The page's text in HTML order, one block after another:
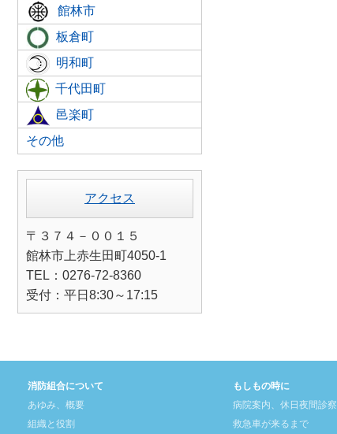
館林市
板倉町
明和町
千代田町
邑楽町
その他
アクセス
〒３７４－００１５
館林市上赤生田町4050-1
TEL：0276-72-8360
受付：平日8:30～17:15
消防組合について
あゆみ、概要
組織と役割
もしもの時に
病院案内、休日夜間診察
救急車が来るまで